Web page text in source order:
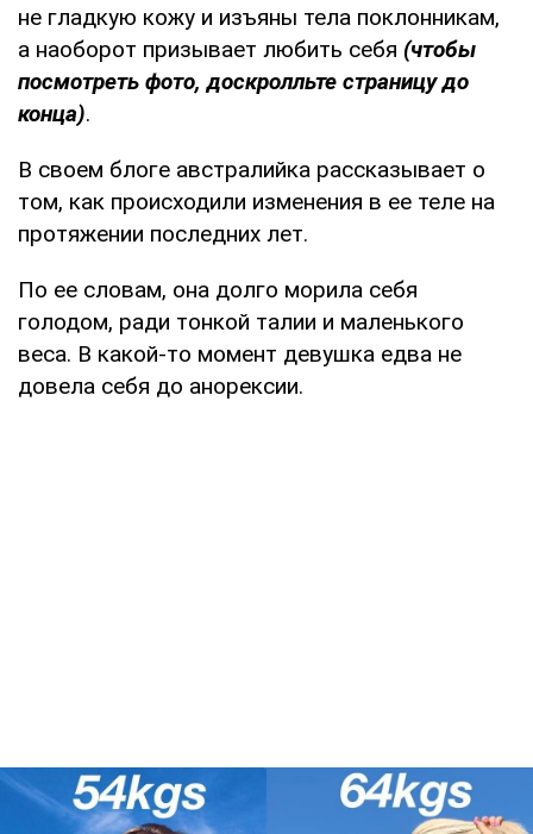
не гладкую кожу и изъяны тела поклонникам,
а наоборот призывает любить себя (чтобы
посмотреть фото, доскролльте страницу до
конца).
В своем блоге австралийка рассказывает о
том, как происходили изменения в ее теле на
протяжении последних лет.
По ее словам, она долго морила себя
голодом, ради тонкой талии и маленького
веса. В какой-то момент девушка едва не
довела себя до анорексии.